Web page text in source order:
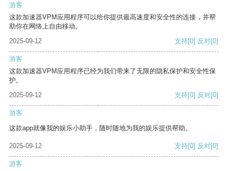
游客
这款加速器VPM应用程序可以给你提供最高速度和安全性的连接，并帮
助你在网络上自由移动。
2025-09-12
支持[0] 反对[0]
游客
这款加速器VPM应用程序已经为我们带来了无限的隐私保护和安全性保
护。
2025-09-12
支持[0] 反对[0]
游客
这款app就像我的娱乐小助手，随时随地为我的娱乐提供帮助。
2025-09-12 支持[0] 反对[0]
游客